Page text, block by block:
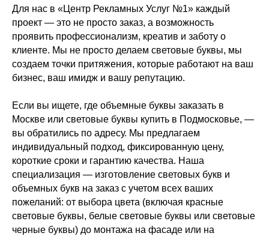
Для нас в «Центр Рекламных Услуг №1» каждый
проект — это не просто заказ, а возможность
проявить профессионализм, креатив и заботу о
клиенте. Мы не просто делаем световые буквы, мы
создаем точки притяжения, которые работают на ваш
бизнес, ваш имидж и вашу репутацию.
Если вы ищете, где объемные буквы заказать в
Москве или световые буквы купить в Подмосковье, —
вы обратились по адресу. Мы предлагаем
индивидуальный подход, фиксированную цену,
короткие сроки и гарантию качества. Наша
специализация — изготовление световых букв и
объемных букв на заказ с учетом всех ваших
пожеланий: от выбора цвета (включая красные
световые буквы, белые световые буквы или световые
черные буквы) до монтажа на фасаде или на